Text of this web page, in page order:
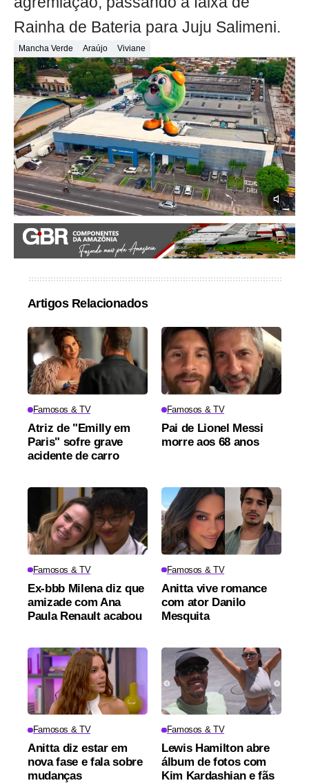
Rainha de Bateria para Juju Salimeni.
Mancha Verde Araújo Viviane
Artigos Relacionados
Famosos & TV
Atriz de "Emilly em
Paris" sofre grave
acidente de carro
Famosos & TV
Pai de Lionel Messi
morre aos 68 anos
Famosos & TV
Ex-bbb Milena diz que
amizade com Ana
Paula Renault acabou
Famosos & TV
Anitta vive romance
com ator Danilo
Mesquita
Famosos & TV
Anitta diz estar em
nova fase e fala sobre
mudanças
Famosos & TV
Lewis Hamilton abre
álbum de fotos com
Kim Kardashian e fãs